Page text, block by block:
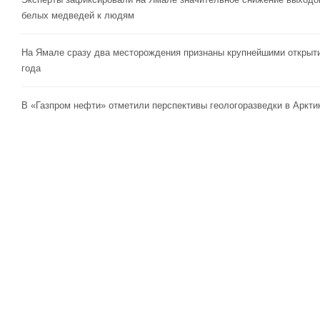
белых медведей к людям
На Ямале сразу два месторождения признаны крупнейшими
года
В «Газпром нефти» отметили перспективы геологоразведки в